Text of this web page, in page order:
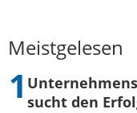
Meistgelesen
sucht den